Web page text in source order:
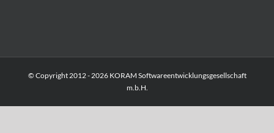
© Copyright 2012 -2026 KORAM Softwareentwicklungsgesellschaft
m.b.H.